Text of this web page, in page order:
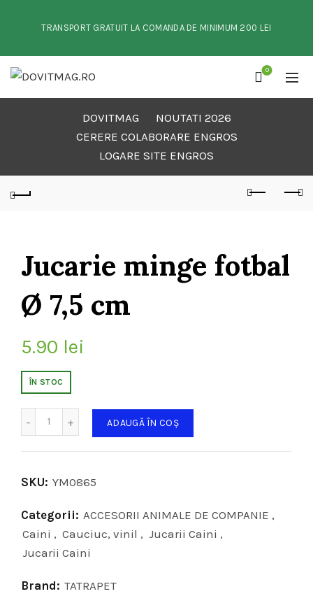
TRANSPORT GRATUIT LA COMANDA DE MINIMUM 200 LEI
0
DOVITMAG
NOUTATI 2026
CERERE COLABORARE ENGROS
LOGARE SITE ENGROS
Jucarie minge fotbal
Ø 7,5 cm
5.90 lei
ÎN STOC
ADAUGĂ ÎN COȘ
SKU: YM0865
Categorii: ACCESORII ANIMALE DE COMPANIE ,
Caini , Cauciuc, vinil , Jucarii Caini ,
Jucarii Caini
Brand: TATRAPET